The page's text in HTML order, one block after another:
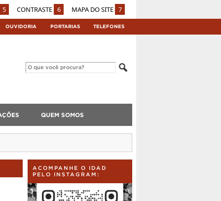
5 CONTRASTE 6 MAPA DO SITE 7
OUVIDORIA PORTARIAS TELEFONES
QUEM SOMOS
ACOMPANHE O IDAD
PELO INSTAGRAM: